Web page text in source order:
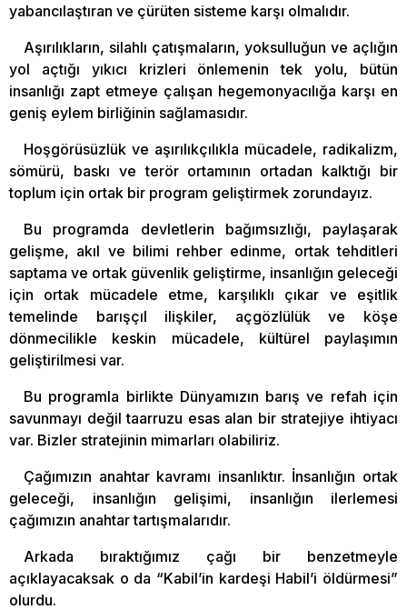
yabancılaştıran ve çürüten sisteme karşı olmalıdır.
Aşırılıkların, silahlı çatışmaların, yoksulluğun ve açlığın
yol açtığı yıkıcı krizleri önlemenin tek yolu, bütün
insanlığı zapt etmeye çalışan hegemonyacılığa karşı en
geniş eylem birliğinin sağlamasıdır.
Hoşgörüsüzlük ve aşırılıkçılıkla mücadele, radikalizm,
sömürü, baskı ve terör ortamının ortadan kalktığı bir
toplum için ortak bir program geliştirmek zorundayız.
Bu programda devletlerin bağımsızlığı, paylaşarak
gelişme, akıl ve bilimi rehber edinme, ortak tehditleri
saptama ve ortak güvenlik geliştirme, insanlığın geleceği
için ortak mücadele etme, karşılıklı çıkar ve eşitlik
temelinde barışçıl ilişkiler, açgözlülük ve köşe
dönmecilikle keskin mücadele, kültürel paylaşımın
geliştirilmesi var.
Bu programla birlikte Dünyamızın barış ve refah için
savunmayı değil taarruzu esas alan bir stratejiye ihtiyacı
var. Bizler stratejinin mimarları olabiliriz.
Çağımızın anahtar kavramı insanlıktır. İnsanlığın ortak
geleceği, insanlığın gelişimi, insanlığın ilerlemesi
çağımızın anahtar tartışmalarıdır.
Arkada bıraktığımız çağı bir benzetmeyle
açıklayacaksak o da “Kabil’in kardeşi Habil’i öldürmesi”
olurdu.